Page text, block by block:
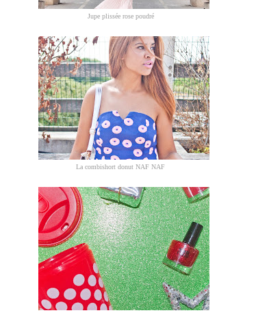
Jupe plissée rose poudré
La combishort donut NAF NAF